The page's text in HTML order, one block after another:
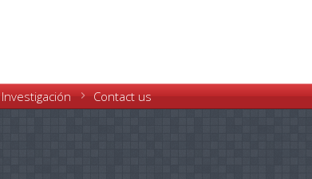
Investigación Contact us